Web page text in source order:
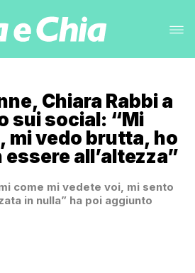
Chiara Rabbi a
sui social: “Mi
mi vedo brutta, ho
all’altezza”
come mi vedete voi, mi sento
in nulla” ha poi aggiunto